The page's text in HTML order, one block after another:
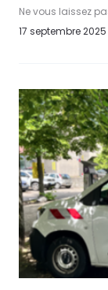
Ne vous laissez
conversation
communication, il
17 septembre 2025